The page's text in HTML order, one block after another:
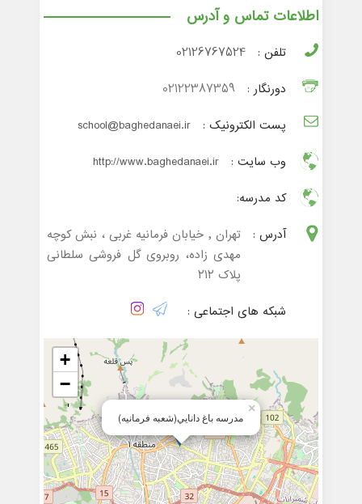
اطلاعات تماس و آدرس
تلفن :
02126767524
دورنگار :
02122387359
پست الکترونیک :
school@baghedanaei.ir
وب سایت :
http://www.baghedanaei.ir
کد مدرسه:
آدرس :
تهران , خیابان فرمانیه غربی ، نبش کوچه
مهدی زاده، روبروی گل فروشی سلطانی
پلاک ٢١٢
شبکه های اجتماعی :
مدرسه باغ دانايي(شعبه فرمانیه)
×
+
−